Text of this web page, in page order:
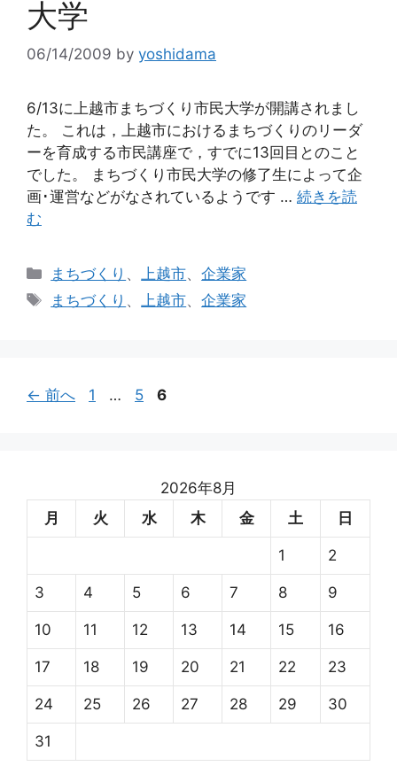
大学
06/14/2009 by yoshidama
6/13に上越市まちづくり市民大学が開講されまし
た。 これは，上越市におけるまちづくりのリーダ
ーを育成する市民講座で，すでに13回目とのこと
でした。 まちづくり市民大学の修了生によって企
画･運営などがなされているようです … 続きを読
む
カ
テ
まちづくり 、上越市、企業家
タ
まちづくり 、上越市、企業家
← 前へ
ペ
1 …
ペ
5
ペ
6
2026年8月
月
火 水 木 金 土 日
1 2
3 4 5 6 7 8 9
10 11 12 13 14 15 16
17 18 19 20 21 22 23
24 25 26 27 28 29 30
31